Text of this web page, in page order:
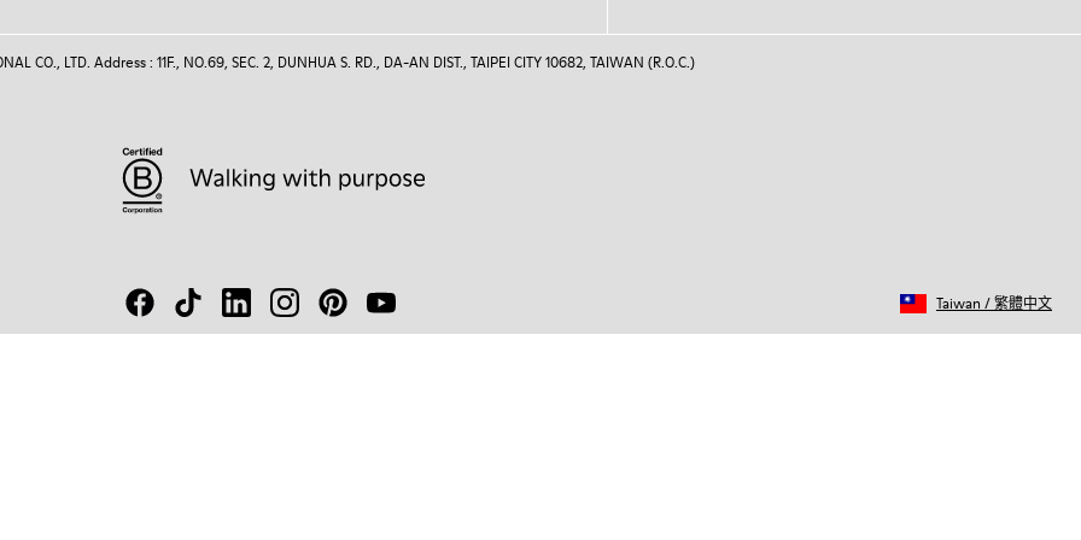
Taiwan /繁體中文
CO., LTD. Address : 11F., NO.69, SEC. 2, DUNHUA S. RD., DA-AN DIST., TAIPEI CITY 10682, TAIWAN (R.O.C.)